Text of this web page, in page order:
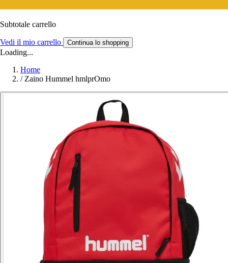
Subtotale carrello
Vedi il mio carrello Continua lo shopping
Loading...
Home
/ Zaino Hummel hmlprOmo